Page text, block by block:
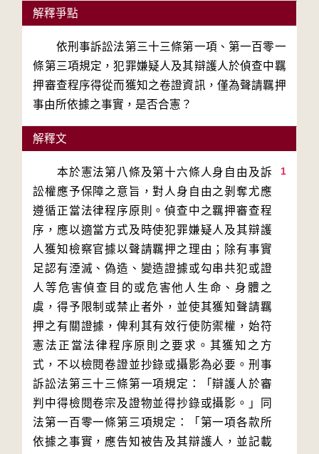
解釋爭點
依刑事訴訟法第三十三條第一項、第一百零一
條第三項規定，犯罪嫌疑人及其辯護人於偵查中羈
押審查程序得從而獲知之卷證資訊，僅為聲請羈押
事由所依據之事實，是否合憲？
解釋文
1
本於憲法第八條及第十六條人身自由及訴
訟權應予保障之意旨，對人身自由之剝奪尤應
遵循正當法律程序原則。偵查中之羈押審查程
序，應以適當方式及時使犯罪嫌疑人及其辯護
人獲知檢察官據以聲請羈押之理由；除有事實
足認有湮滅、偽造、變造證據或勾串共犯或證
人等危害偵查目的或危害他人生命、身體之
虞，得予限制或禁止者外，並使其獲知聲請羈
押之有關證據，俾利其有效行使防禦權，始符
憲法正當法律程序原則之要求。其獲知之方
式，不以檢閱卷證並抄錄或攝影為必要。刑事
訴訟法第三十三條第一項規定：「辯護人於審
判中得檢閱卷宗及證物並得抄錄或攝影。」同
法第一百零一條第三項規定：「第一項各款所
依據之事實，應告知被告及其辯護人，並記載